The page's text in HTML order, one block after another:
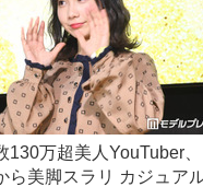
130万超美人YouTuber
ら美脚スラリ カジュア